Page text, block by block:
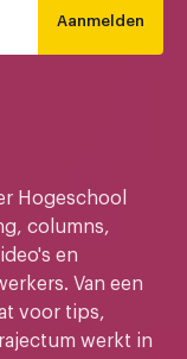
Aanmelden
Hogeschool
columns,
en
Van een
voor tips,
werkt in